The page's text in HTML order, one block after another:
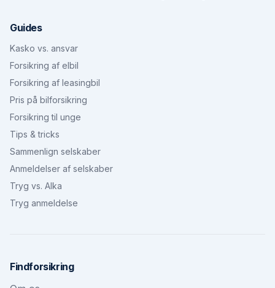
Guides
Kasko vs. ansvar
Forsikring af elbil
Forsikring af leasingbil
Pris på bilforsikring
Forsikring til unge
Tips & tricks
Sammenlign selskaber
Anmeldelser af selskaber
Tryg vs. Alka
Tryg anmeldelse
Findforsikring